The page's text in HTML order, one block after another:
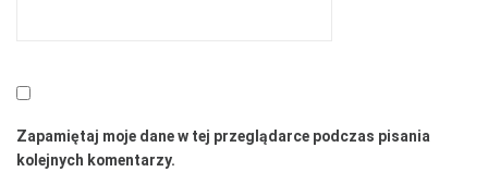
Zapamiętaj moje dane w tej przeglądarce podczas pisania
kolejnych komentarzy.